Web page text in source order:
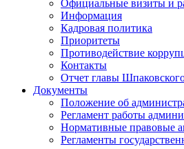
Официальные визиты и
Информация
Кадровая политика
Приоритеты
Противодействие
Контакты
Отчет главы
Документы
Положение об
Регламент работы
Нормативные правовые
Регламенты